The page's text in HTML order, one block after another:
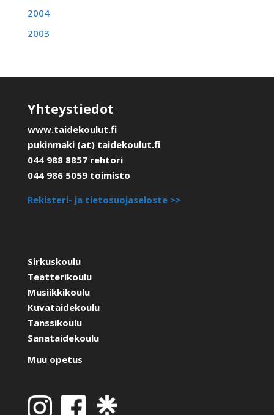
2004
2003
Yhteystiedot
www.taidekoulut.fi
pukinmaki (at) taidekoulut.fi
044 988 8857 rehtori
044 986 5059 toimisto
Rekisteri- ja tietosuojaseloste >>
Sirkuskoulu
Teatterikoulu
Musiikkikoulu
Kuvataidekoulu
Tanssikoulu
Sanataidekoulu
Muu opetus